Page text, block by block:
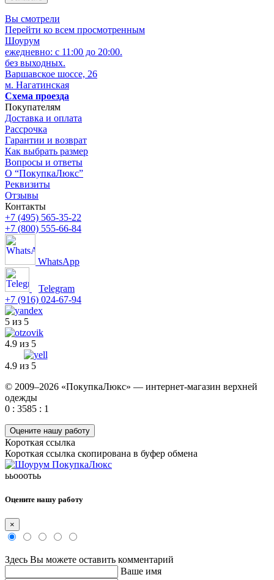
Вы смотрели
Перейти ко всем просмотренным
Шоурум
ежедневно: с 11:00 до 20:00.
без выходных.
Варшавское шоссе, 26
м. Нагатинская
Схема проезда
Покупателям
Доставка и оплата
Рассрочка
Гарантии и возврат
Как выбрать размер
Вопросы и ответы
О “ПокупкаЛюкс”
Реквизиты
Отзывы
Контакты
+7 (495) 565-35-22
+7 (800) 555-66-84
WhatsApp
Telegram
+7 (916) 024-67-94
5 из 5
4.9 из 5
4.9 из 5
© 2009–2026 «ПокупкаЛюкс» — интернет-магазин верхней
одежды
0 : 3585 : 1
Оцените нашу работу
Короткая ссылка
Короткая ссылка скопирована в буфер обмена
ььооотьь
Оцените нашу работу
×
Здесь Вы можете оставить комментарий
Ваше имя